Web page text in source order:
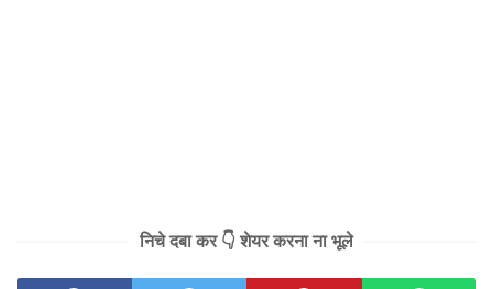
निचे दबा कर 👇 शेयर करना ना भूले